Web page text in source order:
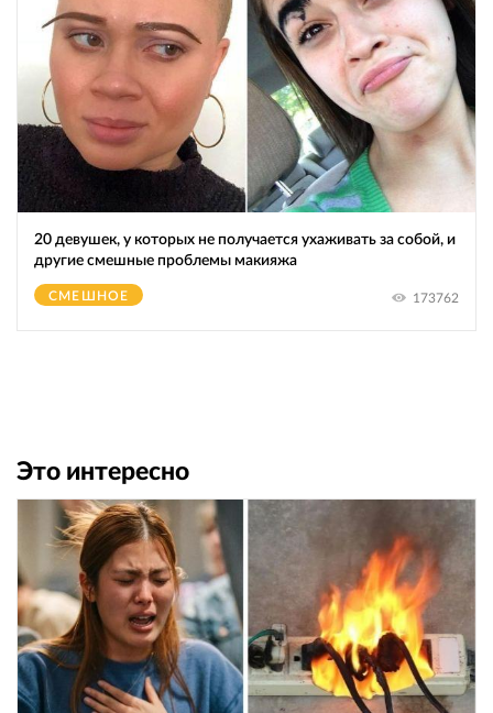
20 девушек, у которых не получается ухаживать за собой, и
другие смешные проблемы макияжа
СМЕШНОЕ 173762
Это интересно